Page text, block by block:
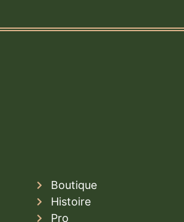
Boutique
Histoire
Pro